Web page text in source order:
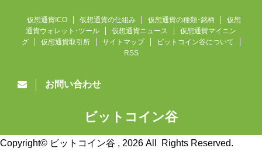
仮想通貨ICO 仮想通貨の仕組み 仮想通貨の種類･銘柄
仮想
通貨ウォレット･ツール
仮想通貨ニュース
仮想通貨マイニン
グ
仮想通貨取引所 サイトマップ
ビットコイン谷について
RSS
お問い合わせ
ビットコイン谷
仮想通貨ニュース速報
Copyright© ビットコイン谷 , 2026 All Rights Reserved.